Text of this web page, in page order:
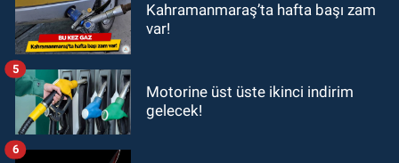
Kahramanmaraş’ta hafta başı zam
var!
Motorine üst üste ikinci indirim
gelecek!
5
6